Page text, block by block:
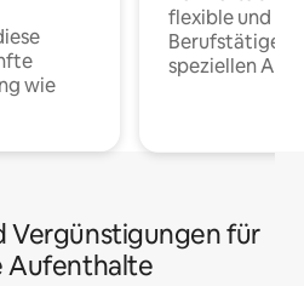
wie
flexible und
Berufstätige
speziellen
Vergünstigungen für
Aufenthalte